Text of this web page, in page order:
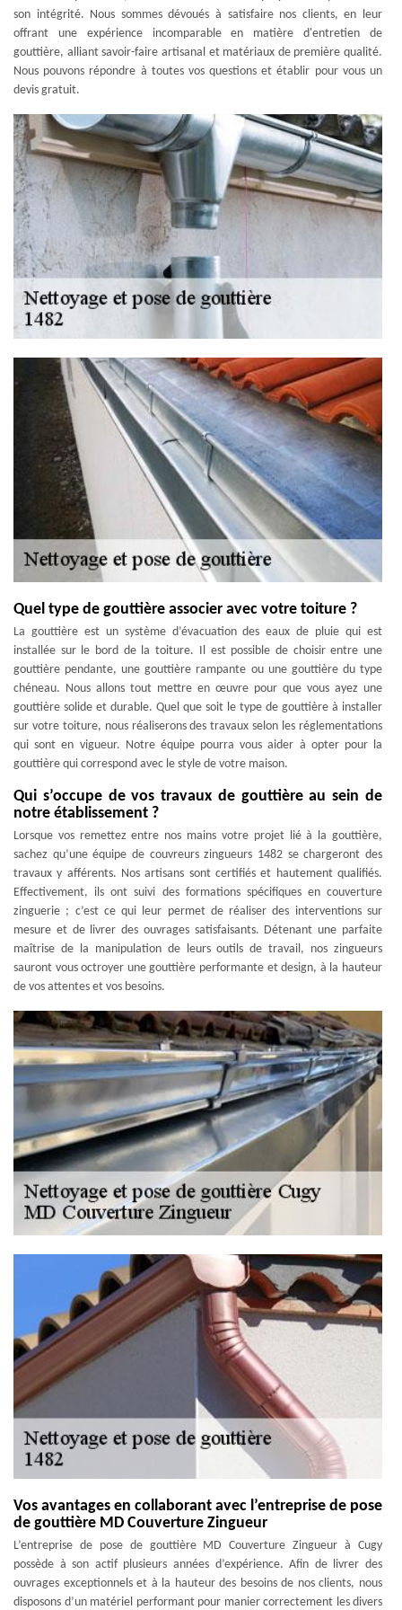
son intégrité. Nous sommes dévoués à satisfaire nos clients, en leur
offrant une expérience incomparable en matière d'entretien de
gouttière, alliant savoir-faire artisanal et matériaux de première qualité.
Nous pouvons répondre à toutes vos questions et établir pour vous un
devis gratuit.
Quel type de gouttière associer avec votre toiture ?
La gouttière est un système d’évacuation des eaux de pluie qui est
installée sur le bord de la toiture. Il est possible de choisir entre une
gouttière pendante, une gouttière rampante ou une gouttière du type
chéneau. Nous allons tout mettre en œuvre pour que vous ayez une
gouttière solide et durable. Quel que soit le type de gouttière à installer
sur votre toiture, nous réaliserons des travaux selon les réglementations
qui sont en vigueur. Notre équipe pourra vous aider à opter pour la
gouttière qui correspond avec le style de votre maison.
Qui s’occupe de vos travaux de gouttière au sein de
notre établissement ?
Lorsque vos remettez entre nos mains votre projet lié à la gouttière,
sachez qu’une équipe de couvreurs zingueurs 1482 se chargeront des
travaux y afférents. Nos artisans sont certifiés et hautement qualifiés.
Effectivement, ils ont suivi des formations spécifiques en couverture
zinguerie ; c’est ce qui leur permet de réaliser des interventions sur
mesure et de livrer des ouvrages satisfaisants. Détenant une parfaite
maîtrise de la manipulation de leurs outils de travail, nos zingueurs
sauront vous octroyer une gouttière performante et design, à la hauteur
de vos attentes et vos besoins.
Vos avantages en collaborant avec l’entreprise de pose
de gouttière MD Couverture Zingueur
L’entreprise de pose de gouttière MD Couverture Zingueur à Cugy
possède à son actif plusieurs années d’expérience. Afin de livrer des
ouvrages exceptionnels et à la hauteur des besoins de nos clients, nous
disposons d’un matériel performant pour manier correctement les divers